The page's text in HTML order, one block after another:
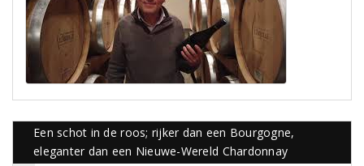
Een schot in de roos; rijker dan een Bourgogne,
eleganter dan een Nieuwe-Wereld Chardonnay